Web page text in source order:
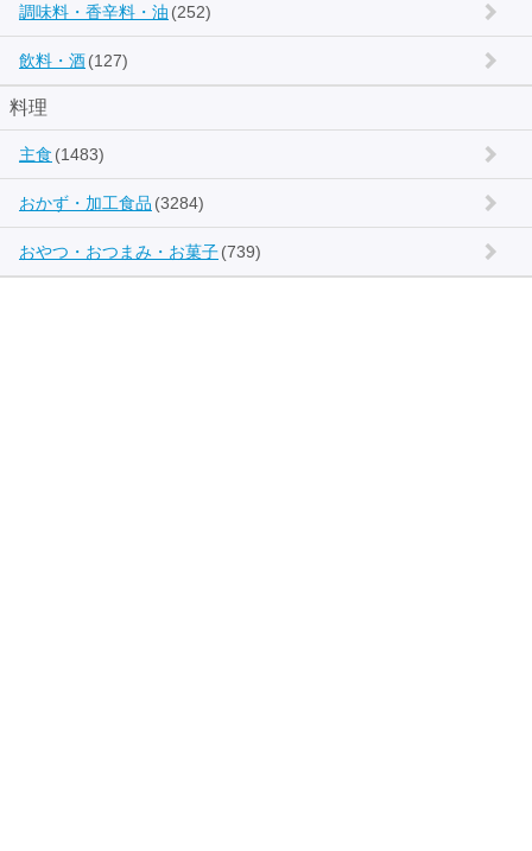
調味料・香辛料・油 (252)
飲料・酒(127)
料理
主食 (1483)
おかず・加工食品 (3284)
おやつ・おつまみ・お菓子(739)